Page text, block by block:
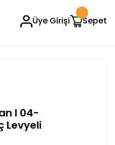
Üye Girişi Sepet
I 04-
Levyeli